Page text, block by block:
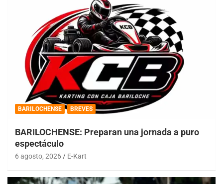
BARILOCHENSE BREVES
BARILOCHENSE: Preparan una jornada a puro
espectáculo
6 agosto, 2026 E-Kart